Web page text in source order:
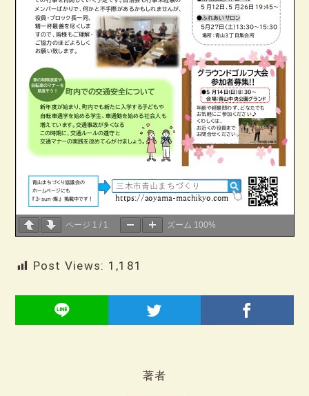
ページ 1 / 1 ズーム 100%
Post Views: 1,181
著者